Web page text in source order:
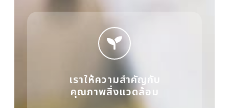
เราให้ความสำคัญกับ
คุณภาพสิ่งแวดล้อม